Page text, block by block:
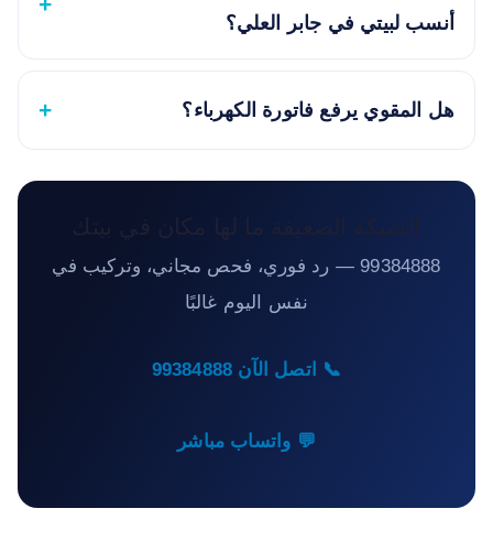
أنسب لبيتي في جابر العلي؟
هل المقوي يرفع فاتورة الكهرباء؟
الشبكة الضعيفة ما لها مكان في بيتك
99384888 — رد فوري، فحص مجاني، وتركيب في
نفس اليوم غالبًا
📞 اتصل الآن 99384888
💬 واتساب مباشر